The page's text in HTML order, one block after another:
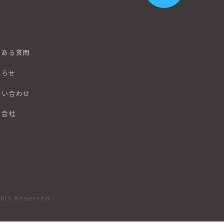
る質問
せ
合わせ
社
Reserved.